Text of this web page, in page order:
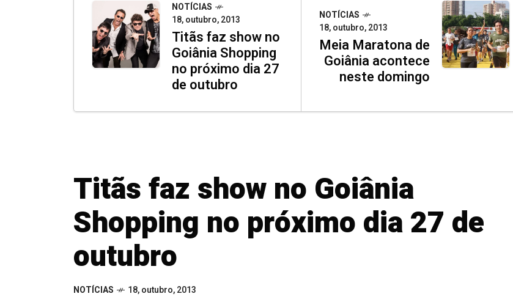
NOTÍCIAS
18, outubro, 2013
Titãs faz show no
Goiânia Shopping
no próximo dia 27
de outubro
NOTÍCIAS
18, outubro, 2013
Meia Maratona de
Goiânia acontece
neste domingo
Titãs faz show no Goiânia
Shopping no próximo dia 27 de
outubro
NOTÍCIAS 18, outubro, 2013